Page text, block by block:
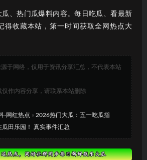
瓜、热门瓜爆料内容。每日吃瓜、看最新
得收藏本站，第一时间获取全网热点大
于网络，仅用于资讯分享汇总，不代表本站
作内容分享，请联系本站删除
-网红热点 » 2026热门大瓜：五一吃瓜指
田乐园！ 真实事件汇总